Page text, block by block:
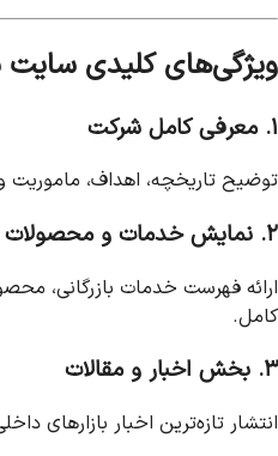
ویژگی‌های کلیدی سایت
۱. معرفی کامل شرکت
توضیح تاریخچه، اهداف،
۲. نمایش خدمات و محصولات
ارائه فهرست خدمات بازرگانی،
کامل.
۳. بخش اخبار و مقالات
انتشار تازه‌ترین اخبار بازارهای